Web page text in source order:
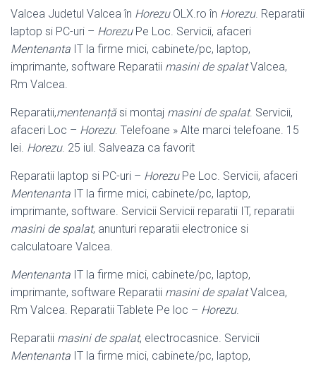
Valcea Judetul Valcea în HorezuOLX.ro în Horezu. Reparatii
laptop si PC-uri – HorezuPe Loc. Servicii, afaceri
Mentenanta IT la firme mici, cabinete/pc, laptop,
imprimante, software Reparatii masini de spalatValcea,
Rm Valcea.
Reparatii,mentenanțăsi montaj masini de spalat. Servicii,
afaceri Loc – Horezu. Telefoane » Alte marci telefoane. 15
lei. Horezu. 25 iul. Salveaza ca favorit
Reparatii laptop si PC-uri – HorezuPe Loc. Servicii, afaceri
Mentenanta IT la firme mici, cabinete/pc, laptop,
imprimante, software. Servicii Servicii reparatii IT, reparatii
masini de spalat, anunturi reparatii electronice si
calculatoare Valcea.
Mentenanta IT la firme mici, cabinete/pc, laptop,
imprimante, software Reparatii masini de spalatValcea,
Rm Valcea. Reparatii Tablete Pe loc – Horezu.
Reparatii masini de spalat, electrocasnice. Servicii
Mentenanta IT la firme mici, cabinete/pc, laptop,